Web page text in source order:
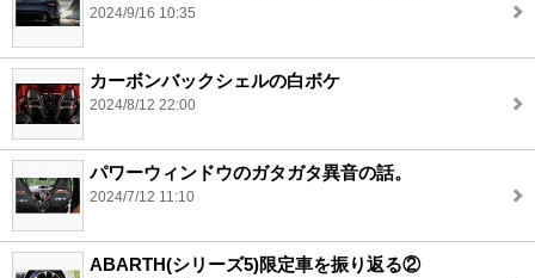
2024/9/16 10:35
カーボンバックシェルの白ボケ
2024/8/12 22:00
パワーウィンドウのガタガタ異音の話。
2024/7/12 11:10
ABARTH(シリーズ5)限定車を振り返る②